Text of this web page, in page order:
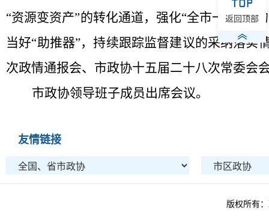
“资源变资产”的转化通道，强化“全市一盘棋”
当好“助推器”，持续跟踪监督建议的采纳落实
次政情通报会、市政协十五届二十八次常委会
市政协领导班子成员出席会议。
返回顶部
友情链接
版权所有